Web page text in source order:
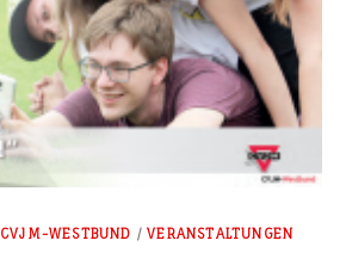
CVJM-WESTBUND /VERANSTALTUNGEN